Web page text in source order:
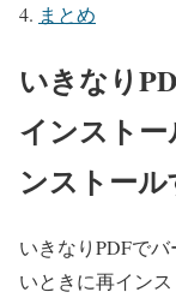
まとめ
いきなり
インスト
ンストー
いきなりPDFで
いときに再インス